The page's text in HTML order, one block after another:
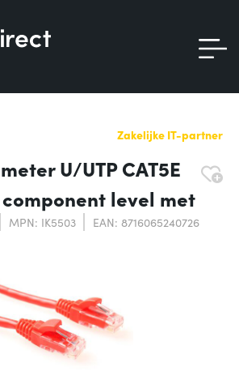
Zakelijke IT-partner
U/UTP CAT5E
level met
MPN: IK5503 EAN: 8716065240726